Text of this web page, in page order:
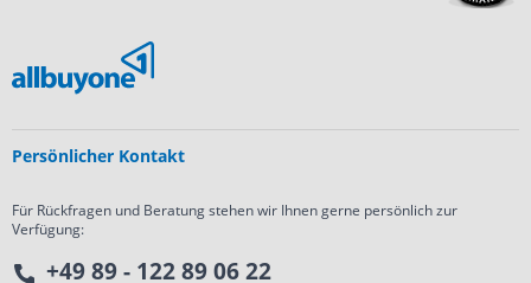
Persönlicher Kontakt
Für Rückfragen und Beratung stehen wir Ihnen gerne persönlich zur
Verfügung:
+49 89 - 122 89 06 22